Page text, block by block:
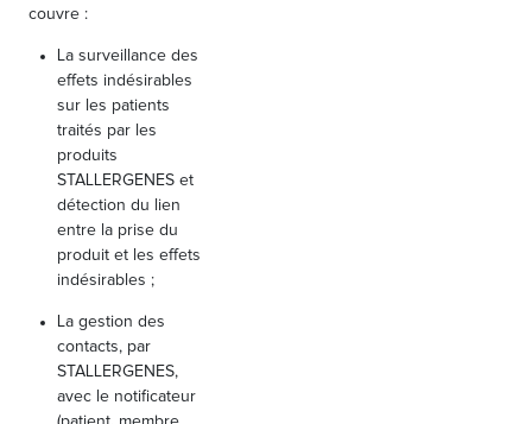
couvre :
La surveillance des
effets indésirables
sur les patients
traités par les
produits
STALLERGENES et
détection du lien
entre la prise du
produit et les effets
indésirables ;
La gestion des
contacts, par
STALLERGENES,
avec le notificateur